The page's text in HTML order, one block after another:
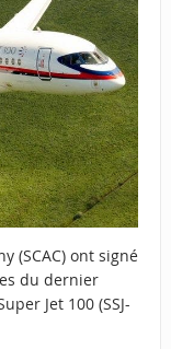
(SCAC) ont signé
du dernier
Jet 100 (SSJ-